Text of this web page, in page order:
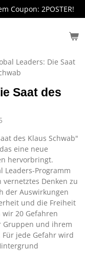
Coupon: 2POSTER!
Leaders: Die Saat
Saat des
des Klaus Schwab"
eine neue
hervorbringt.
Leaders-Programm
Denken zu
der Auswirkungen
und die Freiheit
20 Gefahren
Gruppen und ihrem
jede Gefahr wird